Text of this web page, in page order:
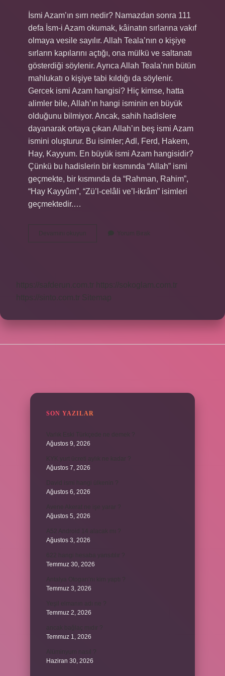
İsmi Azam’ın sırrı nedir? Namazdan sonra 111
defa İsm-i Azam okumak, kâinatın sırlarına vakıf
olmaya vesile sayılır. Allah Teala’nın o kişiye
sırların kapılarını açtığı, ona mülkü ve saltanatı
gösterdiği söylenir. Ayrıca Allah Teala’nın bütün
mahlukatı o kişiye tabi kıldığı da söylenir.
Gercek ismi Azam hangisi? Hiç kimse, hatta
alimler bile, Allah’ın hangi isminin en büyük
olduğunu bilmiyor. Ancak, sahih hadislere
dayanarak ortaya çıkan Allah’ın beş ismi Azam
ismini oluşturur. Bu isimler; Adl, Ferd, Hakem,
Hay, Kayyum. En büyük ismi Azam hangisidir?
Çünkü bu hadislerin bir kısmında “Allah” ismi
geçmekte, bir kısmında da “Rahman, Rahim”,
“Hay Kayyûm”, “Zü’l-celâli ve’l-ikrâm” isimleri
geçmektedir.…
Devamını okuyun
Azam
Yorum Bırak
https://safderun.com.tr
https://sokoglam.com.tr
https://sinto.com.tr Sitemap
SON YAZILAR
Ağustos 9, 2026
Ağustos 7, 2026
Ağustos 6, 2026
Ağustos 5, 2026
Ağustos 3, 2026
Temmuz 30, 2026
Temmuz 3, 2026
Temmuz 2, 2026
Temmuz 1, 2026
Haziran 30, 2026